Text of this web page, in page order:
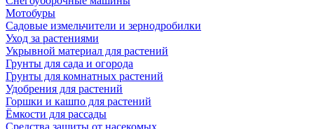
Мотобуры
Садовые измельчители и зернодробилки
Уход за растениями
Укрывной материал для растений
Грунты для сада и огорода
Грунты для комнатных растений
Удобрения для растений
Горшки и кашпо для растений
Ёмкости для рассады
Средства защиты от насекомых